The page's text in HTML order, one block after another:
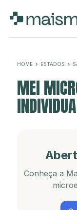
HOME ESTADOS
MEI
Conheça a